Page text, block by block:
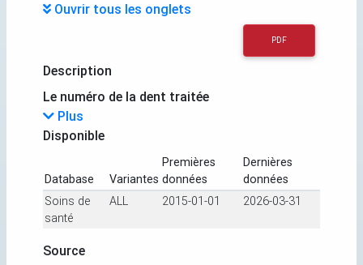
Ouvrir tous les onglets
PDF
Description
Le numéro de la dent traitée
Plus
Disponible
Database Variantes
Premières
données
Dernières
données
Soins de
santé
ALL 2015-01-01 2026-03-31
Source